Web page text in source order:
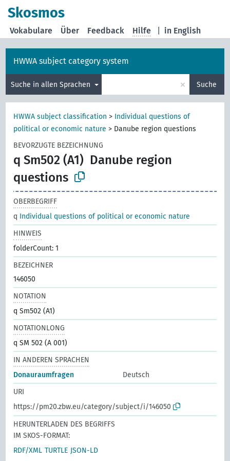
Skosmos
in English
Vokabulare Über Feedback Hilfe
HWWA subject category system
Suche in allen Sprachen × Suche
HWWA subject classification > Individual questions of
political or economic nature > Danube region questions
BEVORZUGTE BEZEICHNUNG
q Sm502 (A1) Danube region
questions
OBERBEGRIFF
q Individual questions of political or economic nature
HINWEIS
folderCount: 1
BEZEICHNER
146050
NOTATION
q Sm502 (A1)
NOTATIONLONG
q SM 502 (A 001)
IN ANDEREN SPRACHEN
Donauraumfragen
Deutsch
URI
https://pm20.zbw.eu/category/subject/i/146050
HERUNTERLADEN DES BEGRIFFS
IM SKOS-FORMAT:
RDF/XML TURTLE JSON-LD